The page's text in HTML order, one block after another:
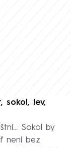
sokol, lev,
Sokol by
není bez